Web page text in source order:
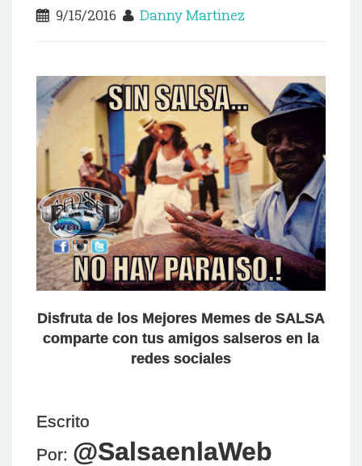
9/15/2016 Danny Martinez
Disfruta de los Mejores Memes de SALSA
comparte con tus amigos salseros en la
redes sociales
Escrito
Por: @SalsaenlaWeb